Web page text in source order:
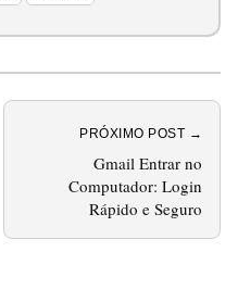
PRÓXIMO POST →
Gmail Entrar no
Computador: Login
Rápido e Seguro